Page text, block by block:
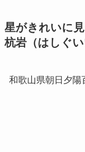
星がきれいに
杭岩（はしぐい
和歌山県朝日夕陽